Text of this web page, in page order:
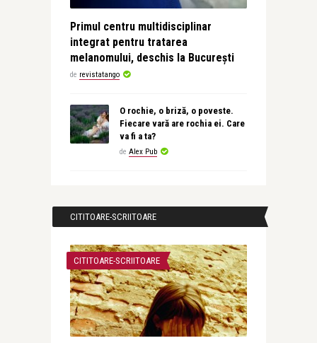
Primul centru multidisciplinar
integrat pentru tratarea
melanomului, deschis la București
de revistatango
O rochie, o briză, o poveste.
Fiecare vară are rochia ei. Care
va fi a ta?
de Alex Pub
CITITOARE-SCRIITOARE
CITITOARE-SCRIITOARE